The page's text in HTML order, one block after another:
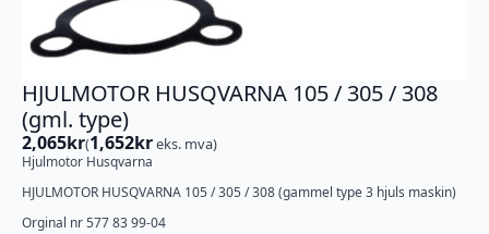
HJULMOTOR HUSQVARNA 105 / 305 / 308
(gml. type)
2,065kr(1,652kreks. mva)
Hjulmotor Husqvarna
HJULMOTOR HUSQVARNA 105 / 305 / 308 (gammel type 3 hjuls maskin)
Orginal nr 577 83 99-04